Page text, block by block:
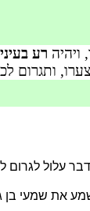
ויהיה רע
ותגרום
עלול לגרום